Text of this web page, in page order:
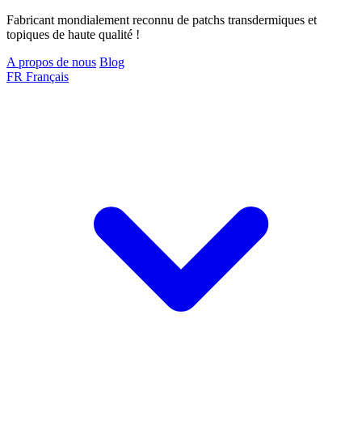
Fabricant mondialement reconnu de patchs transdermiques et
topiques de haute qualité !
A propos de nous Blog
FR Français